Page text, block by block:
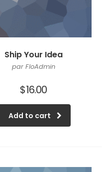
Ship Your Idea
par FloAdmin
$16.00
Add to cart